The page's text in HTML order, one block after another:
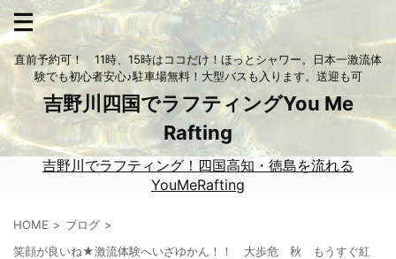
直前予約可！ 11時、15時はココだけ！ほっとシャワー。日本一激流体
験でも初心者安心♪駐車場無料！大型バスも入ります。送迎も可
吉野川四国でラフティングYou Me
Rafting
吉野川でラフティング！四国高知・徳島を流れる
YouMeRafting
HOME
ブログ
笑顔が良いね★激流体験へいざゆかん！！ 大歩危 秋 もうすぐ紅